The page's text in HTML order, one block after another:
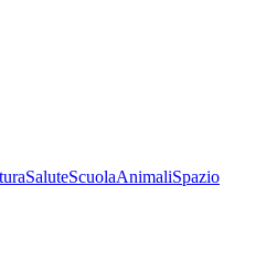
SaluteScuolaAnimaliSpazio